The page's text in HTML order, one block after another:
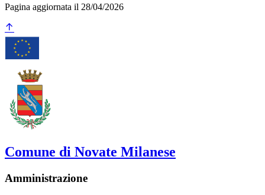
Pagina aggiornata il 28/04/2026
Comune di Novate Milanese
Amministrazione